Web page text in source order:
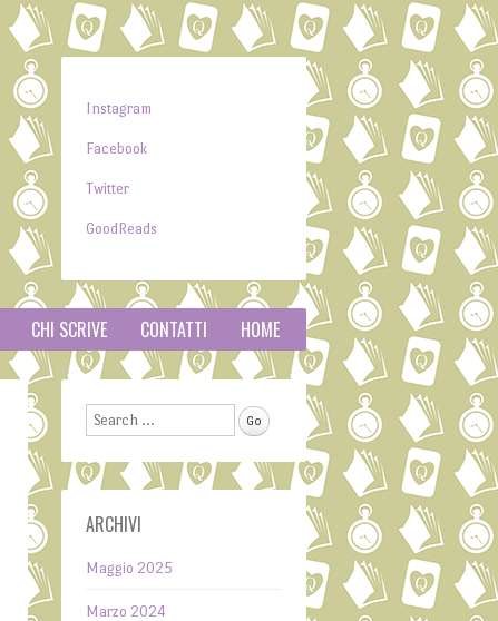
Instagram
Facebook
Twitter
GoodReads
HOME
CONTATTI
CHI SCRIVE
Search
ARCHIVI
Maggio 2025
Marzo 2024